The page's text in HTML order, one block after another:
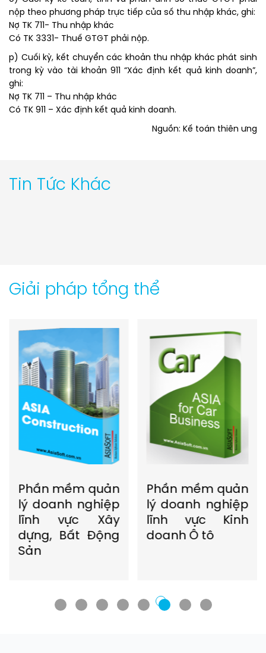
nộp theo phương pháp trực tiếp của số thu nhập khác, ghi:
Nợ TK 711- Thu nhập khác
Có TK 3331- Thuế GTGT phải nộp.
p) Cuối kỳ, kết chuyển các khoản thu nhập khác phát sinh
trong kỳ vào tài khoản 911 “Xác định kết quả kinh doanh”,
ghi:
Nợ TK 711 – Thu nhập khác
Có TK 911 – Xác định kết quả kinh doanh.
Nguồn: Kế toán thiên ưng
Tin Tức Khác
Giải pháp tổng thể
Phần mềm quản
lý doanh nghiệp
lĩnh vực Xây
dựng, Bất Động
Sản
Phần mềm quản
lý doanh nghiệp
lĩnh vực Kinh
doanh Ô tô